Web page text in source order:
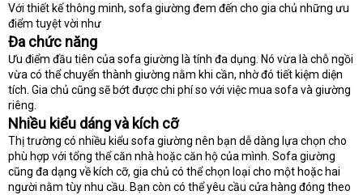
Với thiết kế thông minh, sofa giường đem đến cho gia chủ những ưu
điểm tuyệt vời như
Đa chức năng
Ưu điểm đầu tiên của sofa giường là tính đa dụng. Nó vừa là chỗ ngồi
vừa có thể chuyển thành giường nằm khi cần, nhờ đó tiết kiệm diện
tích. Gia chủ cũng sẽ bớt được chi phí so với việc mua sofa và giường
riêng.
Nhiều kiểu dáng và kích cỡ
Thị trường có nhiều kiểu sofa giường nên bạn dễ dàng lựa chọn cho
phù hợp với tổng thể căn nhà hoặc căn hộ của mình. Sofa giường
cũng đa dạng về kích cỡ, gia chủ có thể chọn loại cho một hoặc hai
người nằm tùy nhu cầu. Bạn còn có thể yêu cầu cửa hàng đóng theo